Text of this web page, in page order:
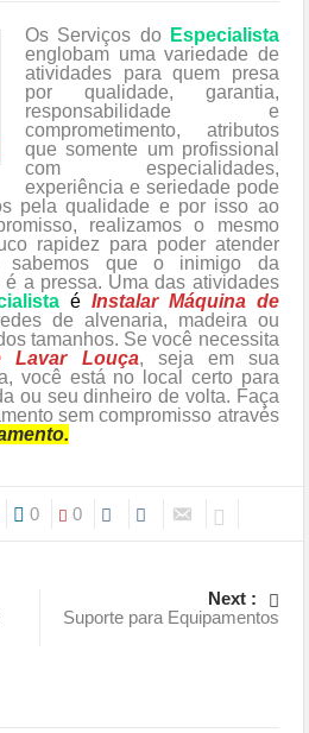
Os Serviços do Especialista
englobam uma variedade de
atividades para quem presa
por qualidade, garantia,
responsabilidade e
comprometimento, atributos
que somente um profissional
com especialidades,
experiência e seriedade pode
pela qualidade e por isso ao
realizamos o mesmo
rapidez para poder atender
sabemos que o inimigo da
a pressa. Uma das atividades
é Instalar Máquina de
de alvenaria, madeira ou
tamanhos. Se você necessita
Lavar Louça, seja em sua
você está no local certo para
ou seu dinheiro de volta. Faça
sem compromisso através
0 0
Next :
Suporte para Equipamentos